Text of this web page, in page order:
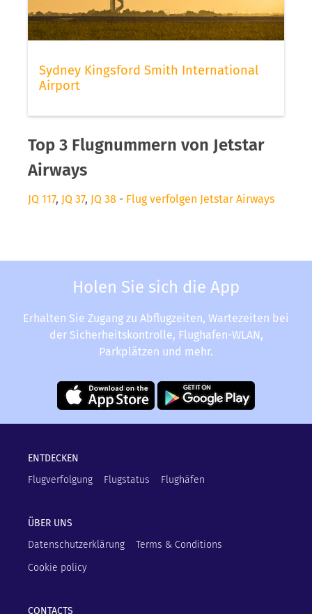
Sydney Kingsford Smith International
Airport
Top 3 Flugnummern von Jetstar
Airways
JQ 117, JQ 37, JQ 38 - Flug verfolgen Jetstar Airways
Holen Sie sich die App
Erhalten Sie Zugang zu Abflugzeiten, Wartezeiten bei
der Sicherheitskontrolle, Flughafen-WLAN,
Parkplätzen und mehr.
ENTDECKEN
Flugverfolgung
Flugstatus Flughäfen
ÜBER UNS
Datenschutzerklärung
Terms & Conditions
Cookie policy
CONTACTS